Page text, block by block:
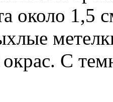
около 1,5
С